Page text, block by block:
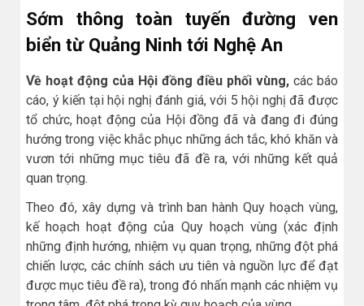
Sớm thông toàn tuyến đường ven
biển từ Quảng Ninh tới Nghệ An
Về hoạt động của Hội đồng điều phối vùng, các báo
cáo, ý kiến tại hội nghị đánh giá, với 5 hội nghị đã được
tổ chức, hoạt động của Hội đồng đã và đang đi đúng
hướng trong việc khắc phục những ách tắc, khó khăn và
vươn tới những mục tiêu đã đề ra, với những kết quả
quan trọng.
Theo đó, xây dựng và trình ban hành Quy hoạch vùng,
kế hoạch hoạt động của Quy hoạch vùng (xác định
những định hướng, nhiệm vụ quan trọng, những đột phá
chiến lược, các chính sách ưu tiên và nguồn lực để đạt
được mục tiêu đề ra), trong đó nhấn mạnh các nhiệm vụ